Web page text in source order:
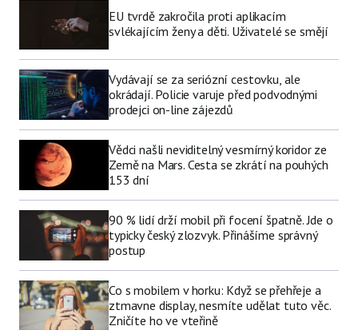
EU tvrdě zakročila proti aplikacím
svlékajícím ženy a děti. Uživatelé se smějí
Vydávají se za seriózní cestovku, ale
okrádají. Policie varuje před podvodnými
prodejci on-line zájezdů
Vědci našli neviditelný vesmírný koridor ze
Země na Mars. Cesta se zkrátí na pouhých
153 dní
90 % lidí drží mobil při focení špatně. Jde o
typicky český zlozvyk. Přinášíme správný
postup
Co s mobilem v horku: Když se přehřeje a
ztmavne display, nesmíte udělat tuto věc.
Zničíte ho ve vteřině